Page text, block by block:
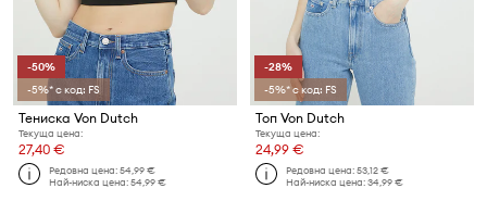
-50%
-5%* с код: FS
Тениска Von Dutch
Текуща цена:
27,40 €
Редовна цена:54,99 €
Най-ниска цена:54,99 €
-28%
-5%* с код: FS
Топ Von Dutch
Текуща цена:
24,99 €
Редовна цена:53,12 €
Най-ниска цена:34,99 €